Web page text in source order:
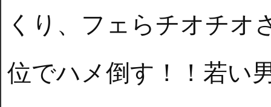
くり、フェらチオチオ
位でハメ倒す！！若い